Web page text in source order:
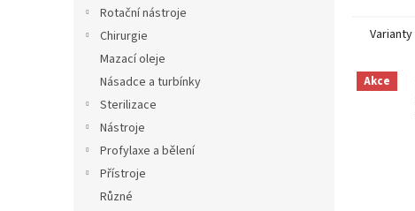
Rotační nástroje
Chirurgie
Mazací oleje
Násadce a turbínky
Sterilizace
Nástroje
Profylaxe a bělení
Přístroje
Různé
Varianty
Akce